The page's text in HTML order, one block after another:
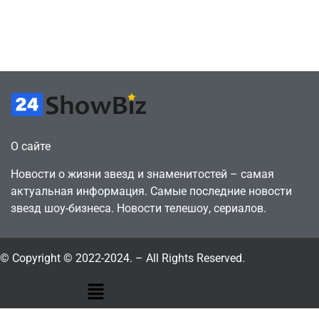
О сайте
Новости о жизни звезд и знаменитостей – самая
актуальная информация. Самые последние новости
звезд шоу-бизнеса. Новости телешоу, сериалов.
© Copyright © 2022-2024. – All Rights Reserved.